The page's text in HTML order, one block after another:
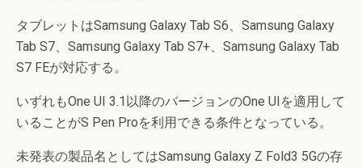
タブレットはSamsung Galaxy Tab S6、Samsung Galaxy
Tab S7、Samsung Galaxy Tab S7+、Samsung Galaxy Tab
S7 FEが対応する。
いずれもOne UI 3.1以降のバージョンのOne UIを適用して
いることがS Pen Proを利用できる条件となっている。
未発表の製品名としてはSamsung Galaxy Z Fold3 5Gの存